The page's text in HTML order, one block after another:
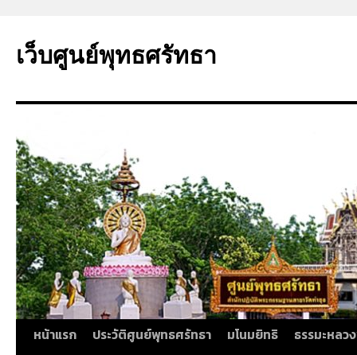
ยัง
เว็บศูนย์พุทธศรัทธา
หน้าแรก ประวัติศูนย์พุทธศรัทธา มโนมยิทธิ
ธรรมะหลว